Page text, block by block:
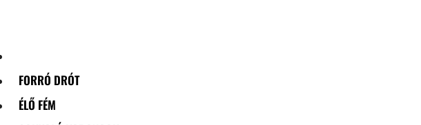
FORRÓ DRÓT
ÉLŐ FÉM